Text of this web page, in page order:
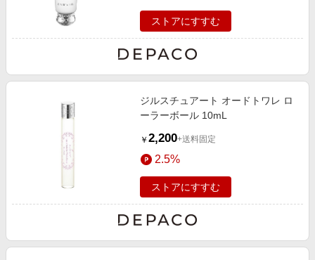
ストアにすすむ
ジルスチュアート オードトワレ ロ
ーラーボール 10mL
￥ 2,200+送料固定
2.5%
ストアにすすむ